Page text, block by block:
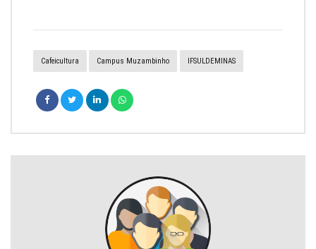
Cafeicultura Campus Muzambinho IFSULDEMINAS